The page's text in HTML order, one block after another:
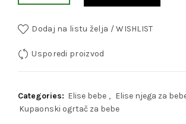
Dodaj na listu želja / WISHLIST
Usporedi proizvod
Categories: Elise bebe , Elise njega za
Kupaonski ogrtač za bebe